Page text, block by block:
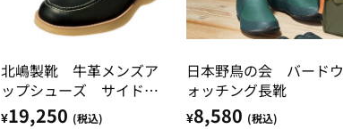
北嶋製靴 牛革メンズア
ップシューズ サイドゴ
アスリッポン
¥19,250 (税込)
日本野鳥の会 バードウ
ォッチング長靴
¥8,580 (税込)